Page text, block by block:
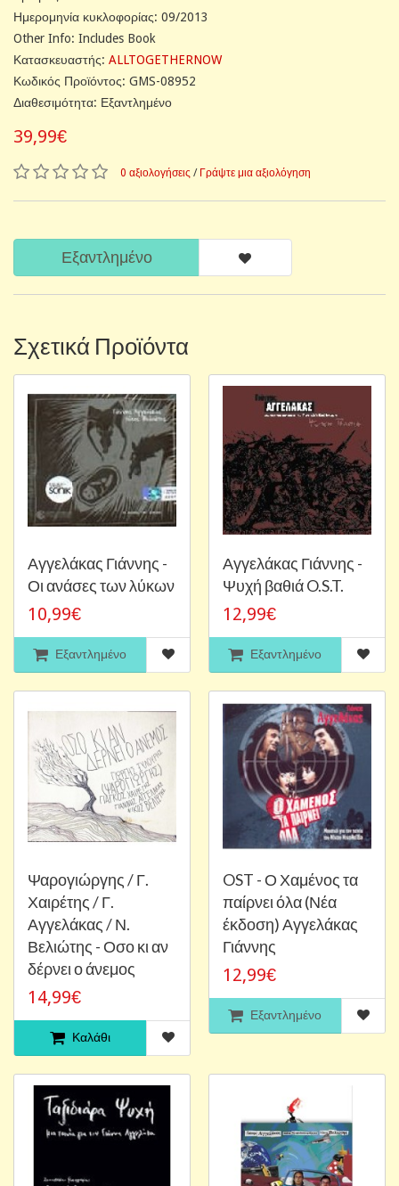
Ημερομηνία κυκλοφορίας: 09/2013
Other Info: Includes Book
Κατασκευαστής: ALLTOGETHERNOW
Κωδικός Προϊόντος: GMS-08952
Διαθεσιμότητα: Εξαντλημένο
39,99€
0 αξιολογήσεις / Γράψτε μια αξιολόγηση
Εξαντλημένο
Σχετικά Προϊόντα
Αγγελάκας Γιάννης -
Οι ανάσες των λύκων
10,99€
Εξαντλημένο
Αγγελάκας Γιάννης -
Ψυχή βαθιά O.S.T.
12,99€
Εξαντλημένο
Ψαρογιώργης / Γ.
Χαιρέτης / Γ.
Αγγελάκας / Ν.
Βελιώτης - Οσο κι αν
δέρνει ο άνεμος
14,99€
Καλάθι
OST - Ο Χαμένος τα
παίρνει όλα (Νέα
έκδοση) Αγγελάκας
Γιάννης
12,99€
Εξαντλημένο